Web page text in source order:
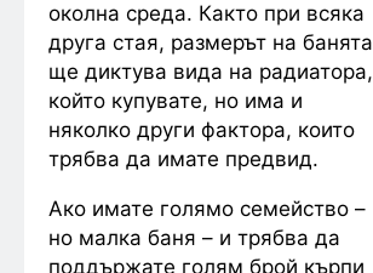
околна среда. Както при всяка
друга стая, размерът на банята
ще диктува вида на радиатора,
който купувате, но има и
няколко други фактора, които
трябва да имате предвид.
Ако имате голямо семейство –
но малка баня – и трябва да
поддържате голям брой кърпи